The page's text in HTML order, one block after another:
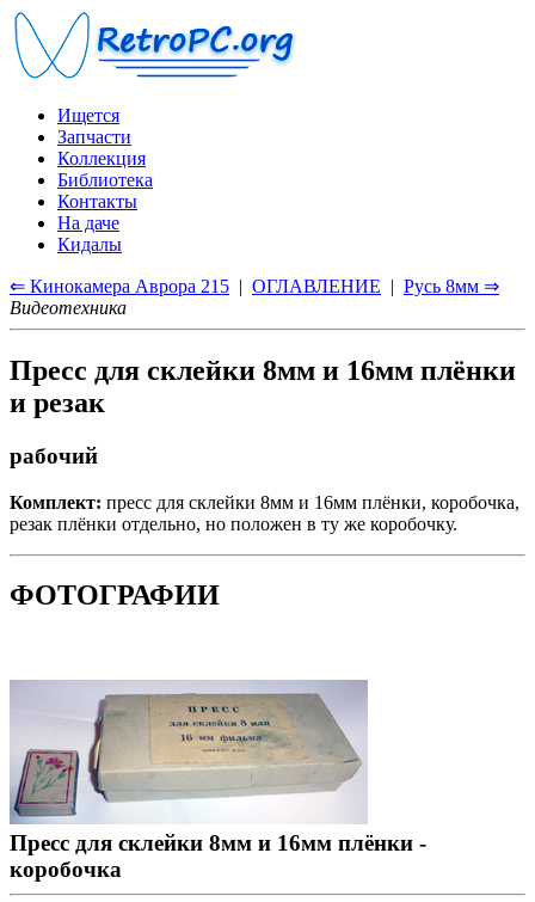
Ищется
Запчасти
Коллекция
Библиотека
Контакты
На даче
Кидалы
⇐ Кинокамера Аврора 215 | ОГЛАВЛЕНИЕ | Русь 8мм ⇒
Видеотехника
Пресс для склейки 8мм и 16мм плёнки
и резак
рабочий
Комплект: пресс для склейки 8мм и 16мм плёнки, коробочка,
резак плёнки отдельно, но положен в ту же коробочку.
ФОТОГРАФИИ
Пресс для склейки 8мм и 16мм плёнки -
коробочка